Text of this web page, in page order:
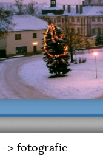
-> fotografie